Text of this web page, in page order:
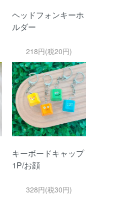
ヘッドフォンキーホ
ルダー
218円(税20円)
キーボードキャップ
1P/お顔
328円(税30円)